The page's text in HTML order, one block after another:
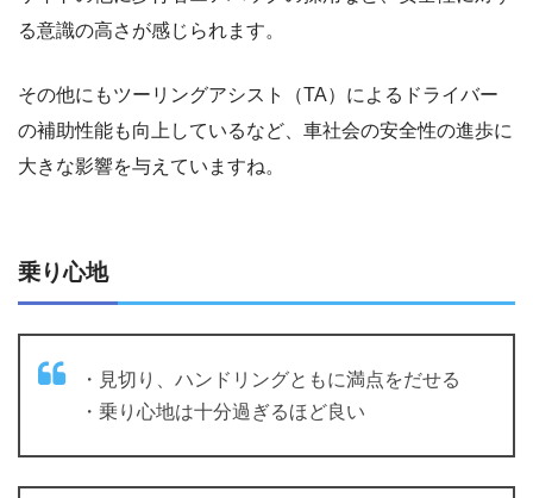
る意識の高さが感じられます。
その他にもツーリングアシスト（TA）によるドライバー
の補助性能も向上しているなど、車社会の安全性の進歩に
大きな影響を与えていますね。
乗り心地
・見切り、ハンドリングともに満点をだせる
・乗り心地は十分過ぎるほど良い